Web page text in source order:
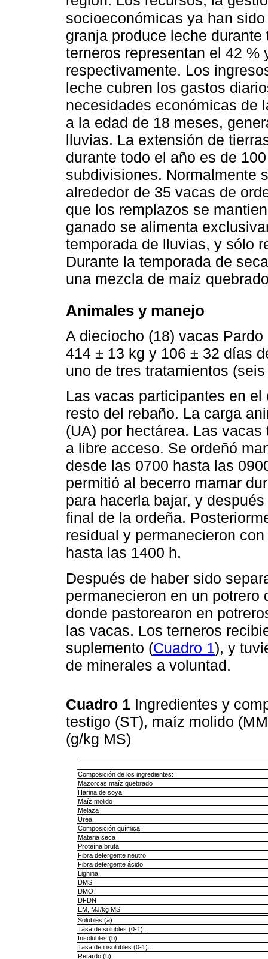
socioeconómicas ya han
granja produce leche
terneros representan el 42
respectivamente. Los
leche cubren los gastos
necesidades económicas de
a la edad de 18 meses,
lluvias. La extensión de
durante todo el año es de
subdivisiones. Normalmente
alrededor de 35 vacas de
que los remplazos se
ganado se alimenta
temporada de lluvias, y sólo
Durante la temporada de
una mezcla de maíz
Animales y manejo
A dieciocho (18) vacas
414 ± 13 kg y 106 ± 32 días
uno de tres tratamientos
Las vacas participantes en
resto del rebaño. La carga
(UA) por hectárea. Las
a libre acceso. Se ordeñó
desde las 0700 hasta las
permitió al becerro mamar
para hacerla bajar, y
final de la ordeña.
residual y permanecieron
hasta las 1400 h.
Después de haber sido
permanecieron en un
donde pastorearon en
las vacas. Los terneros
suplemento (Cuadro 1), y
de minerales a voluntad.
Cuadro 1 Ingredientes y
testigo (ST), maíz molido
(g/kg MS)
Composición de los ingredientes:
Mazorcas maíz quebrado
Harina de soya
Maíz molido
Melaza
Urea
Composición química:
Materia seca
Proteína bruta
Fibra detergente neutro
Fibra detergente ácido
Lignina
DMS
DMO
DFDN
EM, MJ/kg MS
Solubles (a)
Tasa de solubles (0-1).
Insolubles (b)
Tasa de insolubles (0-1).
Retardo (h)